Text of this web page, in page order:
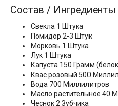
Состав / Ингредиенты
Свекла 1 Штука
Помидор 2-3 Штук
Морковь 1 Штука
Лук 1 Штука
Капуста 150 Грамм
Квас розовый 500
Вода 700 Миллилитров
Масло растительное 40
Чеснок 2 Зубчика